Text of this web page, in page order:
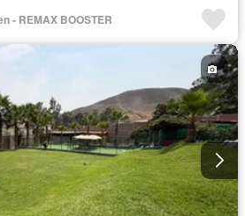
- REMAX BOOSTER